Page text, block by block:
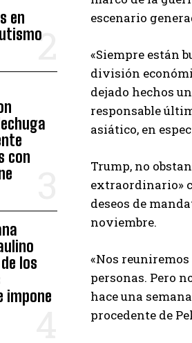
en
con
los
impone
escenario
«Siempre están
división
dejado hechos
responsable
asiático, en
Trump, no
extraordinario»
deseos de
noviembre.
«Nos
personas. Pero
hace una
procedente de